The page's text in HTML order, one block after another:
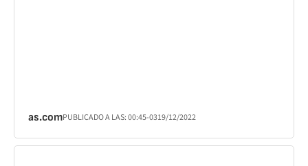
as.comPUBLICADO A LAS:00:45-0319/12/2022